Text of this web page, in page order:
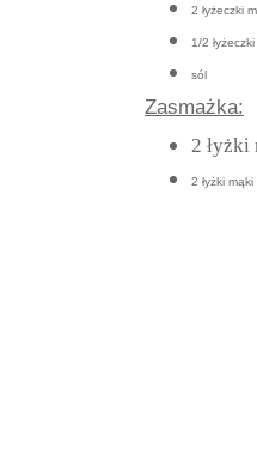
2 łyżeczki
1/2
sól
Zasmażka:
2 łyżki
2 łyżki